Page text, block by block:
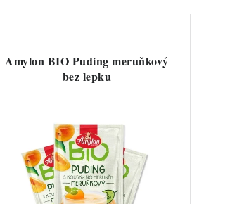
Amylon BIO Puding meruňkový
bez lepku